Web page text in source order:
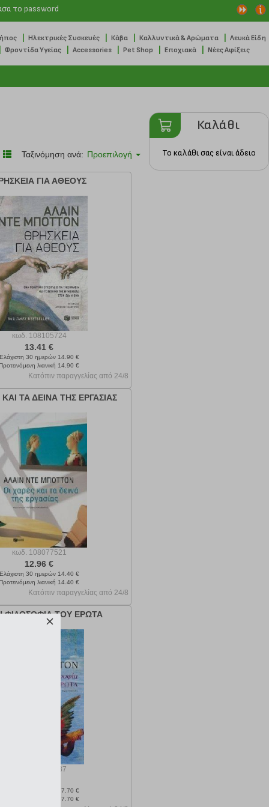
το password
Ηλεκτρικές Συσκευές Κάβα Καλλυντικά & Αρώματα Λευκά Είδη
Φροντίδα Υγείας Accessories Pet Shop Εποχιακά Νέες Αφίξεις
Ταξινόμηση ανά: Προεπιλογή
ΓΙΑ ΑΘΕΟΥΣ
κωδ. 108105724
13.41 €
Ελάχιστη 30 ημερών 14.90 €
Προτεινόμενη λιανική 14.90 €
Κατόπιν παραγγελίας από 24/8
ΤΑ ΔΕΙΝΑ ΤΗΣ ΕΡΓΑΣΙΑΣ
κωδ. 108077521
12.96 €
Ελάχιστη 30 ημερών 14.40 €
Προτεινόμενη λιανική 14.40 €
Κατόπιν παραγγελίας από 24/8
ΦΙΛΟΣΟΦΙΑ ΤΟΥ ΕΡΩΤΑ
108035987
Ελάχιστη 30 ημερών 17.70 €
Προτεινόμενη λιανική 17.70 €
Καλάθι
Το καλάθι σας είναι άδειο